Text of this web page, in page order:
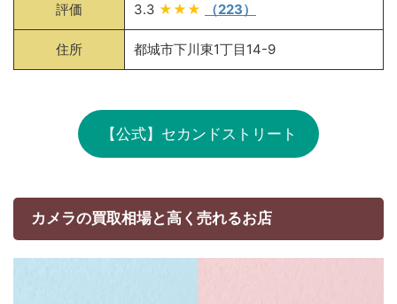
評価 3.3 ★★★ （223）
住所 都城市下川東1丁目14-9
【公式】セカンドストリート
カメラの買取相場と高く売れるお店